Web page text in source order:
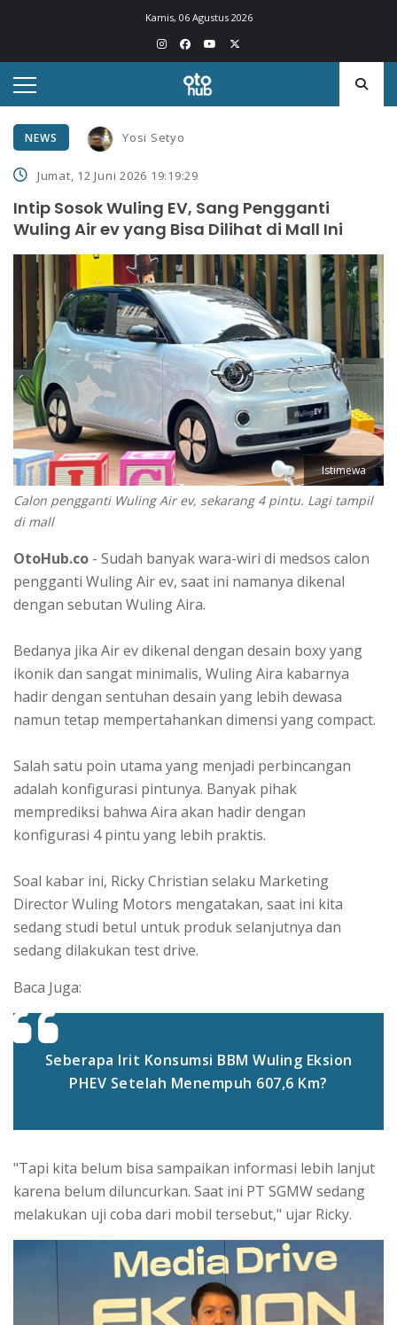
Kamis, 06 Agustus 2026
NEWS Yosi Setyo
Jumat, 12 Juni 2026 19:19:29
Intip Sosok Wuling EV, Sang Pengganti
Wuling Air ev yang Bisa Dilihat di Mall Ini
Istimewa
Calon pengganti Wuling Air ev, sekarang 4 pintu. Lagi tampil
di mall
OtoHub.co - Sudah banyak wara-wiri di medsos calon
pengganti Wuling Air ev, saat ini namanya dikenal
dengan sebutan Wuling Aira.
Bedanya jika Air ev dikenal dengan desain boxy yang
ikonik dan sangat minimalis, Wuling Aira kabarnya
hadir dengan sentuhan desain yang lebih dewasa
namun tetap mempertahankan dimensi yang compact.
Salah satu poin utama yang menjadi perbincangan
adalah konfigurasi pintunya. Banyak pihak
memprediksi bahwa Aira akan hadir dengan
konfigurasi 4 pintu yang lebih praktis.
Soal kabar ini, Ricky Christian selaku Marketing
Director Wuling Motors mengatakan, saat ini kita
sedang studi betul untuk produk selanjutnya dan
sedang dilakukan test drive.
Baca Juga:
Seberapa Irit Konsumsi BBM Wuling Eksion
PHEV Setelah Menempuh 607,6 Km?
"Tapi kita belum bisa sampaikan informasi lebih lanjut
karena belum diluncurkan. Saat ini PT SGMW sedang
melakukan uji coba dari mobil tersebut," ujar Ricky.